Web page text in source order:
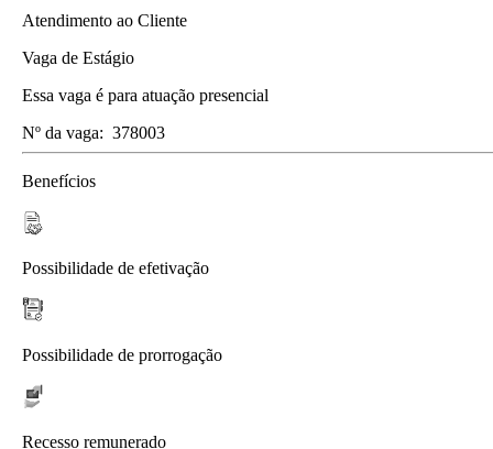
Atendimento ao Cliente
Vaga de Estágio
Essa vaga é para atuação presencial
Nº da vaga: 378003
Benefícios
Possibilidade de efetivação
Possibilidade de prorrogação
Recesso remunerado